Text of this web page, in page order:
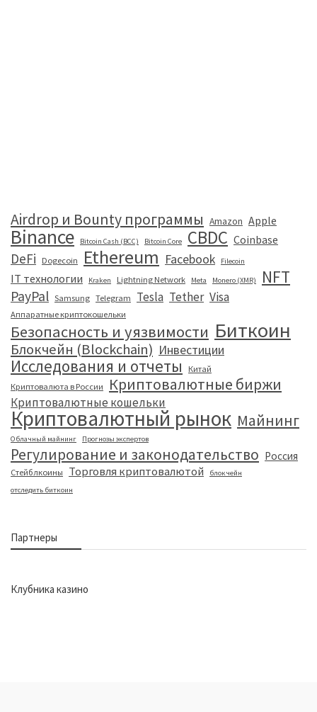
Airdrop и Bounty программы Amazon Apple
Binance Bitcoin Cash (BCC) Bitcoin Core CBDC Coinbase
DeFi Dogecoin Ethereum Facebook Filecoin
IT технологии Kraken Lightning Network Meta Monero (XMR) NFT
PayPal Samsung Telegram Tesla Tether Visa
Аппаратные криптокошельки
Безопасность и уязвимости Биткоин
Блокчейн (Blockchain) Инвестиции
Исследования и отчеты
Китай
Криптовалюта в России
Криптовалютные биржи
Криптовалютные кошельки
Криптовалютный рынок Майнинг
Облачный майнинг Прогнозы экспертов
Регулирование и законодательство Россия
Стейблкоины Торговля криптовалютой
блокчейн
отследить биткоин
Партнеры
Клубника казино